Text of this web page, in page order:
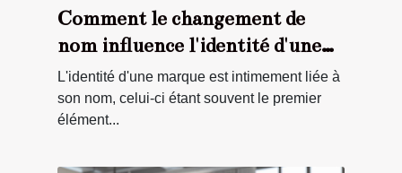
Comment le changement de
nom influence l'identité d'une
marque
L'identité d'une marque est intimement liée à
son nom, celui-ci étant souvent le premier
élément...